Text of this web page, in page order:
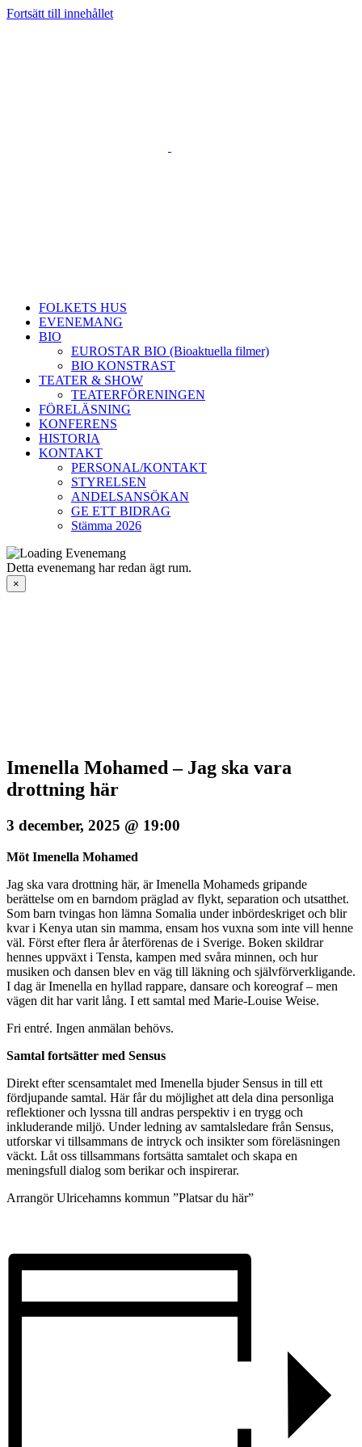
Fortsätt till innehållet
FOLKETS HUS
EVENEMANG
BIO
EUROSTAR BIO (Bioaktuella filmer)
BIO KONSTRAST
TEATER & SHOW
TEATERFÖRENINGEN
FÖRELÄSNING
KONFERENS
HISTORIA
KONTAKT
PERSONAL/KONTAKT
STYRELSEN
ANDELSANSÖKAN
GE ETT BIDRAG
Stämma 2026
Detta evenemang har redan ägt rum.
×
Imenella Mohamed – Jag ska vara
drottning här
3 december, 2025 @ 19:00
Möt Imenella Mohamed
Jag ska vara drottning här, är Imenella Mohameds gripande
berättelse om en barndom präglad av flykt, separation och utsatthet.
Som barn tvingas hon lämna Somalia under inbördeskriget och blir
kvar i Kenya utan sin mamma, ensam hos vuxna som inte vill henne
väl. Först efter flera år återförenas de i Sverige. Boken skildrar
hennes uppväxt i Tensta, kampen med svåra minnen, och hur
musiken och dansen blev en väg till läkning och självförverkligande.
I dag är Imenella en hyllad rappare, dansare och koreograf – men
vägen dit har varit lång. I ett samtal med Marie-Louise Weise.
Fri entré. Ingen anmälan behövs.
Samtal fortsätter med Sensus
Direkt efter scensamtalet med Imenella bjuder Sensus in till ett
fördjupande samtal. Här får du möjlighet att dela dina personliga
reflektioner och lyssna till andras perspektiv i en trygg och
inkluderande miljö. Under ledning av samtalsledare från Sensus,
utforskar vi tillsammans de intryck och insikter som föreläsningen
väckt. Låt oss tillsammans fortsätta samtalet och skapa en
meningsfull dialog som berikar och inspirerar.
Arrangör Ulricehamns kommun ”Platsar du här”